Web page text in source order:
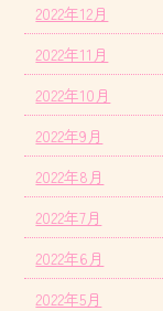
2022年12月
2022年11月
2022年10月
2022年9月
2022年8月
2022年7月
2022年6月
2022年5月